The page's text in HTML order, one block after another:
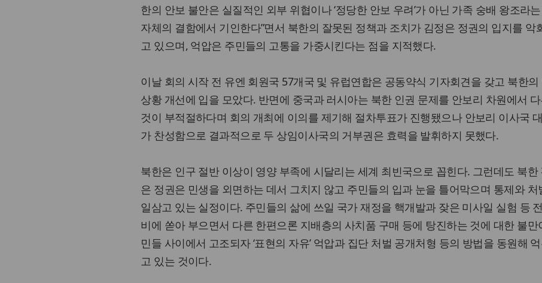
한의 안보 불안은 실질적인 외부 위협이나 ‘정당한 안보 우려’가 아닌 가족 숭배 왕조라
자체의 결함에서 기인한다”면서 북한의 잘못된 정책과 조치가 김정은 정권의 입지를 악
고 있으며, 억압은 주민들의 고통을 가중시킨다는 점을 지적했다.
이날 회의 시작 전 유엔 회원국 57개국 및 유럽연합은 공동약식 기자회견을 갖고 북한의
상황 개선에 입을 모았다. 반면에 중국과 러시아는 북한 인권 문제를 안보리 차원에서
것이 부적절하다며 회의 개최에 이의를 제기해 절차투표가 진행됐으나 안보리 이사국
가 찬성함으로 결과적으로 두 상임이사국의 거부권은 효력을 발휘하지 못했다.
북한은 인구 절반 이상이 영양 부족에 시달리는 세계 최빈국으로 꼽힌다. 그런데도 북한
은 정권은 민생을 외면하는 데서 그치지 않고 주민들의 입과 눈을 틀어막으며 통제와 처
일삼고 있는 실정이다. 주민들의 삶에 쓰일 국가 재정을 핵개발과 잦은 미사일 실험 등
비에 쏟아 부으면서 다른 한편으론 지배층의 사치품 구매 등에 탕진하는 것에 대한 불만
민들 사이에서 고조되자 ‘표현의 자유’ 억압과 집단 처벌 공개처형 등의 방법을 동원해
고 있는 것이다.